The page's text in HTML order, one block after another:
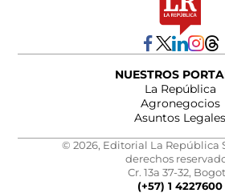
NUESTROS
La República
Agronegocios
Asuntos Legales
© 2026, Editorial La República
derechos
Cr. 13a 37-32,
(+57) 1 4227600